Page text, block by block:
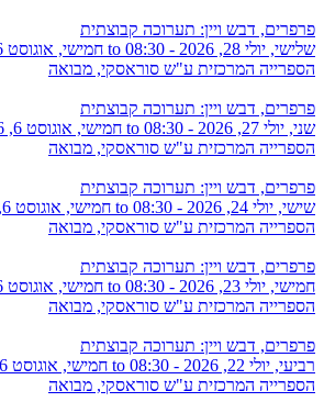
פרפרים, דבש ויין: תערוכה קבוצתית
שלישי, יולי 28, 2026 - 08:30
חמישי, אוגוסט 6, 2026 - 05:29
הספרייה המרכזית ע"ש סוראסקי, מבואה
פרפרים, דבש ויין: תערוכה קבוצתית
שני, יולי 27, 2026 - 08:30
חמישי, אוגוסט 6, 2026 - 05:29
הספרייה המרכזית ע"ש סוראסקי, מבואה
פרפרים, דבש ויין: תערוכה קבוצתית
שישי, יולי 24, 2026 - 08:30
חמישי, אוגוסט 6, 2026 - 05:29
הספרייה המרכזית ע"ש סוראסקי, מבואה
פרפרים, דבש ויין: תערוכה קבוצתית
חמישי, יולי 23, 2026 - 08:30
חמישי, אוגוסט 6, 2026 - 05:29
הספרייה המרכזית ע"ש סוראסקי, מבואה
פרפרים, דבש ויין: תערוכה קבוצתית
רביעי, יולי 22, 2026 - 08:30
חמישי, אוגוסט 6, 2026 - 05:29
הספרייה המרכזית ע"ש סוראסקי, מבואה